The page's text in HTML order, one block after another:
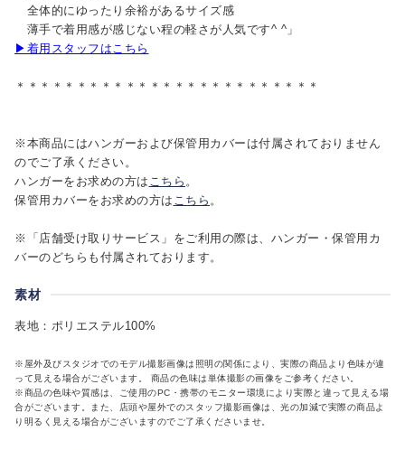
全体的にゆったり余裕があるサイズ感
薄手で着用感が感じない程の軽さが人気です^ ^」
▶着用スタッフはこちら
＊＊＊＊＊＊＊＊＊＊＊＊＊＊＊＊＊＊＊＊＊＊＊＊＊
※本商品にはハンガーおよび保管用カバーは付属されておりません
のでご了承ください。
ハンガーをお求めの方は こちら 。
保管用カバーをお求めの方は こちら 。
※「店舗受け取りサービス」をご利用の際は、ハンガー・保管用カ
バーのどちらも付属されております。
素材
表地：ポリエステル100%
※屋外及びスタジオでのモデル撮影画像は照明の関係により、実際の商品より色味が違
って見える場合がございます。 商品の色味は単体撮影の画像をご参考ください。
※商品の色味や質感は、ご使用のPC・携帯のモニター環境により実際と違って見える場
合がございます。また、店頭や屋外でのスタッフ撮影画像は、光の加減で実際の商品よ
り明るく見える場合がございますのでご了承くださいませ。